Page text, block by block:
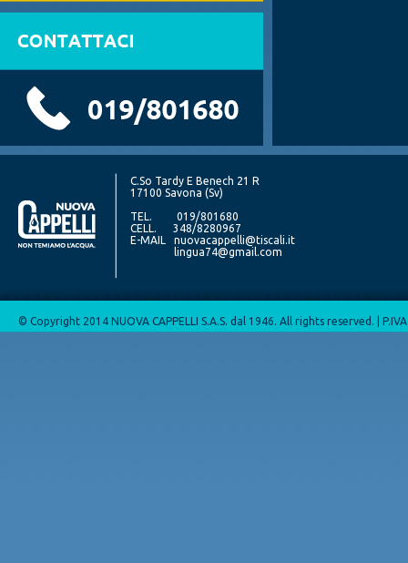
C.So Tardy E Benech 21 R
17100 Savona (Sv)
TEL. 019/801680
CELL. 348/8280967
E-MAIL nuovacappelli@tiscali.it
lingua74@gmail.com
© Copyright 2014 NUOVA CAPPELLI S.A.S. dal 1946. All rights reserved. |